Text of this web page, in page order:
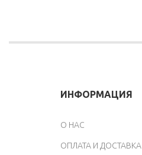
ИНФОРМАЦИЯ
O НАС
ОПЛАТА И ДОСТАВКА